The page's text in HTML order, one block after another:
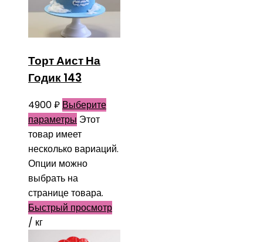
Торт Аист На
Годик 143
4900₽ Выберите
параметры Этот
товар имеет
несколько вариаций.
Опции можно
выбрать на
странице товара.
Быстрый просмотр
/ кг